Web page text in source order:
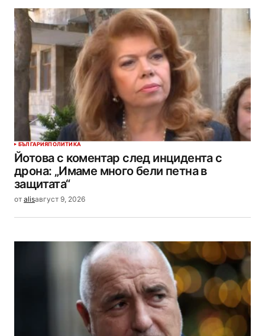
БЪЛГАРИЯПОЛИТИКА
Йотова с коментар след инцидента с
дрона: „Имаме много бели петна в
защитата“
от alisавгуст 9, 2026